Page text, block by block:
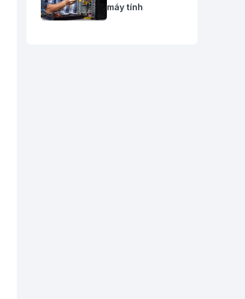
máy tính